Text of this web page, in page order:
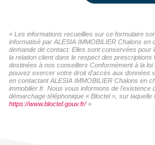
« Les informations recueillies sur ce formulaire
informatisé par ALESIA IMMOBILIER Chalons en
demande de contact. Elles sont conservées pour
la relation client dans le respect des prescriptions
destinées à nos conseillers Conformément à la
pouvez exercer votre droit d'accès aux données
en contactant ALESIA IMMOBILIER Chalons en
immobilier.fr. Nous vous informons de l'existence
démarchage téléphonique « Bloctel », sur
https://www.bloctel.gouv.fr/»